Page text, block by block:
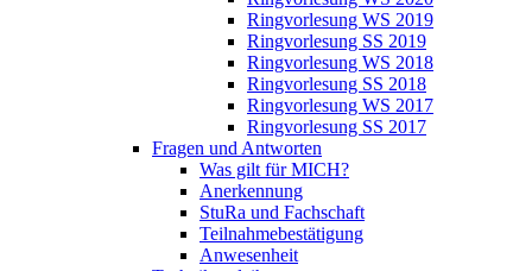
Ringvorlesung WS 2019
Ringvorlesung SS 2019
Ringvorlesung WS 2018
Ringvorlesung SS 2018
Ringvorlesung WS 2017
Ringvorlesung SS 2017
Fragen und Antworten
Was gilt für MICH?
Anerkennung
StuRa und Fachschaft
Teilnahmebestätigung
Anwesenheit